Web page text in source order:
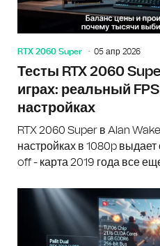
RTX 2060 Super 05 апр 2026
Тесты RTX 2060
играх: реальный
настройках
RTX 2060 Super в Alan
настройках в 1080p
off - карта 2019 года все